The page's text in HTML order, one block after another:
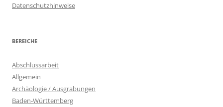
Datenschutzhinweise
BEREICHE
Abschlussarbeit
Allgemein
Archäologie / Ausgrabungen
Baden-Württemberg